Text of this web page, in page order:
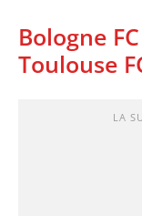
Bologne
Toulouse
LA